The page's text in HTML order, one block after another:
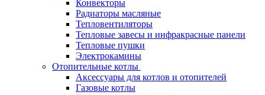
Конвекторы
Радиаторы масляные
Тепловентиляторы
Тепловые завесы и инфракрасные панели
Тепловые пушки
Электрокамины
Отопительные котлы
Аксессуары для котлов и отопителей
Газовые котлы